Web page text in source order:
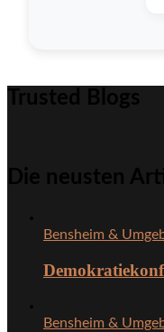
Trusted Blogs
Die neusten
Bensheim &
Bensheim &